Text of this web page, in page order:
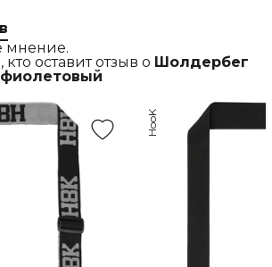
мнение.
оставит отзыв о Шолдербег
HooK